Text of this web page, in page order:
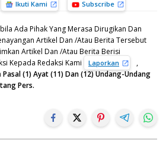
Ikuti Kami Subscribe
Ada Pihak Yang Merasa Dirugikan Dan
Artikel Dan /Atau Berita Tersebut
Artikel Dan /Atau Berita Berisi
Kepada Redaksi Kami
Laporkan
,
Pasal (1) Ayat (11) Dan (12) Undang-Undang
Pers.